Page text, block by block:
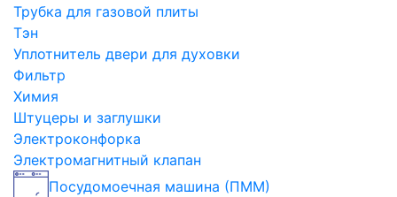
Трубка для газовой плиты
Тэн
Уплотнитель двери для духовки
Фильтр
Химия
Штуцеры и заглушки
Электроконфорка
Электромагнитный клапан
Посудомоечная машина (ПММ)